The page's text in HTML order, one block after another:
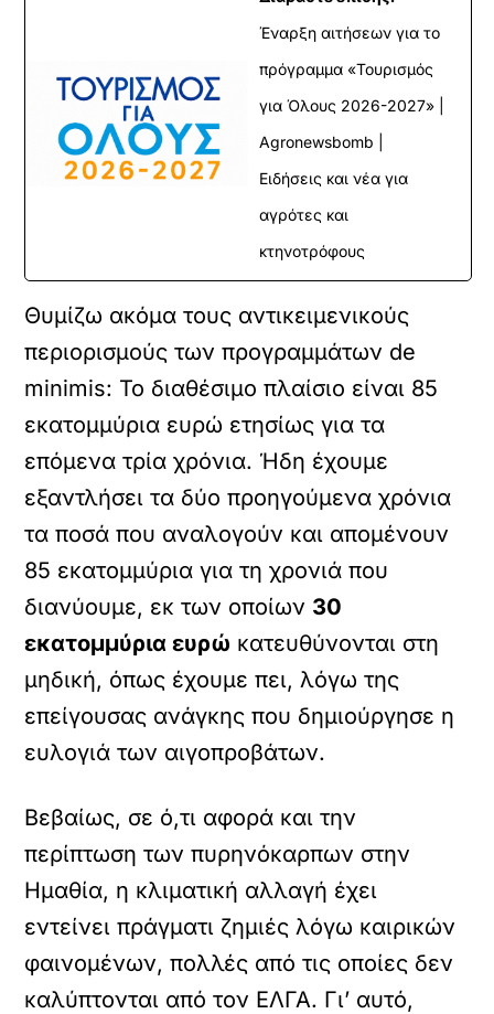
Έναρξη αιτήσεων για το
πρόγραμμα «Τουρισμός
για Όλους 2026-2027» |
Agronewsbomb |
Ειδήσεις και νέα για
αγρότες και
κτηνοτρόφους
Θυμίζω ακόμα τους αντικειμενικούς
περιορισμούς των προγραμμάτων de
minimis: Το διαθέσιμο πλαίσιο είναι 85
εκατομμύρια ευρώ ετησίως για τα
επόμενα τρία χρόνια. Ήδη έχουμε
εξαντλήσει τα δύο προηγούμενα χρόνια
τα ποσά που αναλογούν και απομένουν
85 εκατομμύρια για τη χρονιά που
διανύουμε, εκ των οποίων 30
εκατομμύρια ευρώ κατευθύνονται στη
μηδική, όπως έχουμε πει, λόγω της
επείγουσας ανάγκης που δημιούργησε η
ευλογιά των αιγοπροβάτων.
Βεβαίως, σε ό,τι αφορά και την
περίπτωση των πυρηνόκαρπων στην
Ημαθία, η κλιματική αλλαγή έχει
εντείνει πράγματι ζημιές λόγω καιρικών
φαινομένων, πολλές από τις οποίες δεν
καλύπτονται από τον ΕΛΓΑ. Γι’ αυτό,